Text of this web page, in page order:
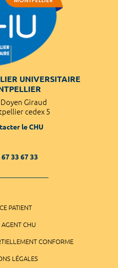
UNIVERSITAIRE
Giraud
cedex 5
le CHU
67 33 67 33
PATIENT
AGENT CHU
CONFORME
LÉGALES